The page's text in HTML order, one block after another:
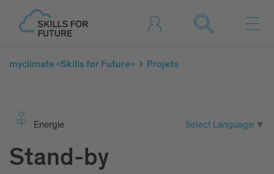
myclimate «Skills for Future» Projets
Ener­gie Select Language ▼
Stand-by